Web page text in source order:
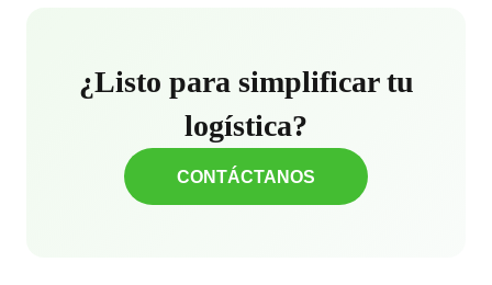
¿Listo para simplificar tu
logística?
CONTÁCTANOS